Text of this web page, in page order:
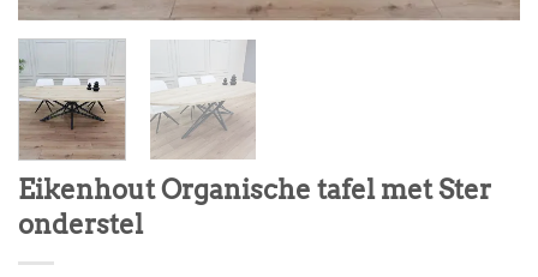
Eikenhout Organische tafel met Ster
onderstel